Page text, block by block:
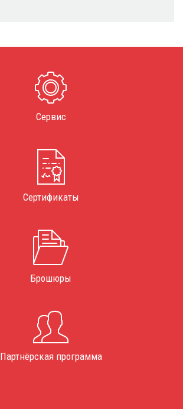
Сервис
Сертификаты
Брошюры
Партнёрская программа